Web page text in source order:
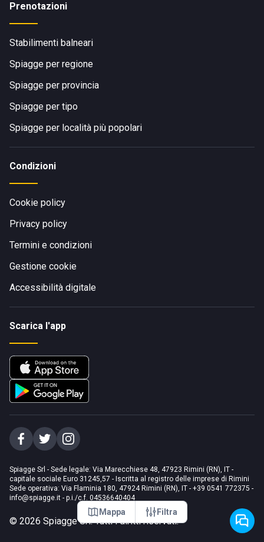
Mappa Filtra
Prenotazioni
Stabilimenti balneari
Spiagge per regione
Spiagge per provincia
Spiagge per tipo
Spiagge per località più popolari
Condizioni
Cookie policy
Privacy policy
Termini e condizioni
Gestione cookie
Accessibilità digitale
Scarica l'app
Spiagge Srl - Sede legale: Via Marecchiese 48, 47923 Rimini (RN), IT -
capitale sociale Euro 31245,57 - Iscritta al registro delle imprese di Rimini
Sede operativa: Via Flaminia 180, 47924 Rimini (RN), IT - +39 0541 772375 -
info@spiagge.it - p.i./c.f. 04536640404
© 2026 Spiagge Srl. Tutti i diritti riservati.